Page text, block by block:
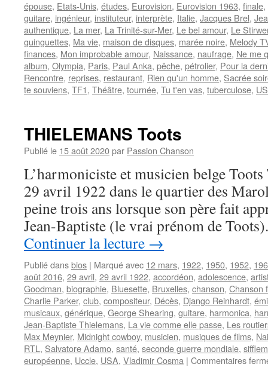
épouse, Etats-Unis, études, Eurovision, Eurovision 1963, finale,
guitare, ingénieur, instituteur, interprète, Italie, Jacques Brel,
authentique, La mer, La Trinité-sur-Mer, Le bel amour, Le
guinguettes, Ma vie, maison de disques, marée noire, Melody
finances, Mon improbable amour, Naissance, naufrage, Ne me
album, Olympia, Paris, Paul Anka, pêche, pétrolier, Pour la
Rencontre, reprises, restaurant, Rien qu'un homme, Sacrée
te souviens, TF1, Théâtre, tournée, Tu t'en vas, tuberculose,
THIELEMANS Toots
Publié le 15 août 2020par Passion Chanson
L’harmoniciste et musicien belge
29 avril 1922 dans le quartier des
peine trois ans lorsque son père fait
Jean-Baptiste (le vrai prénom de
Continuer la lecture →
Publié dansbios | Marqué avec 12 mars, 1922, 1950, 1952,
août 2016, 29 avril, 29 avril 1922, accordéon, adolescence,
Goodman, biographie, Bluesette, Bruxelles, chanson, Chanson
Charlie Parker, club, compositeur, Décès, Django Reinhardt,
musicaux, générique, George Shearing, guitare, harmonica,
Jean-Baptiste Thielemans, La vie comme elle passe, Les
Max Meynier, Midnight cowboy, musicien, musiques de films,
RTL , Salvatore Adamo, santé, seconde guerre mondiale,
européenne, Uccle, USA, Vladimir Cosma | Commentaires